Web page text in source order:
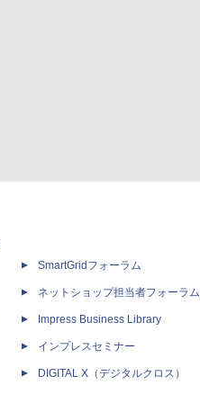
SmartGridフォーラム
ネットショップ担当者フォーラム
Impress Business Library
インプレスセミナー
DIGITAL X（デジタルクロス）